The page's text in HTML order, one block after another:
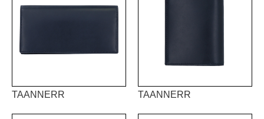
TAANNERR TAANNERR